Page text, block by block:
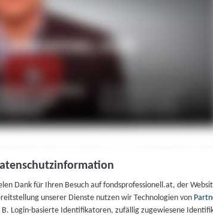
Dank für Ihren Besuch auf fondsprofessionell.at, der
unserer Dienste nutzen wir Technologien von
B. Login-basierte Identifikatoren, zufällig zugewiesene